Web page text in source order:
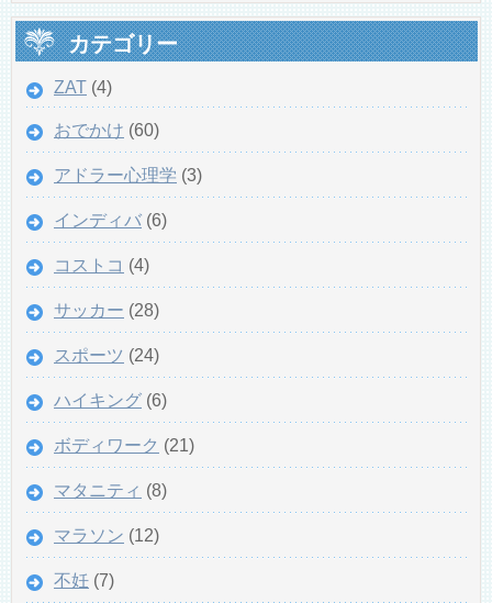
カテゴリー
ZAT (4)
おでかけ (60)
アドラー心理学 (3)
インディバ (6)
コストコ (4)
サッカー (28)
スポーツ (24)
ハイキング (6)
ボディワーク (21)
マタニティ (8)
マラソン (12)
不妊 (7)